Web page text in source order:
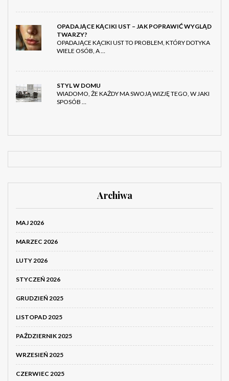
OPADAJĄCE KĄCIKI UST – JAK POPRAWIĆ WYGLĄD
TWARZY?
OPADAJĄCE KĄCIKI UST TO PROBLEM, KTÓRY DOTYKA
WIELE OSÓB, A …
STYL W DOMU
WIADOMO, ŻE KAŻDY MA SWOJĄ WIZJĘ TEGO, W JAKI
SPOSÓB …
Archiwa
MAJ 2026
MARZEC 2026
LUTY 2026
STYCZEŃ 2026
GRUDZIEŃ 2025
LISTOPAD 2025
PAŹDZIERNIK 2025
WRZESIEŃ 2025
CZERWIEC 2025